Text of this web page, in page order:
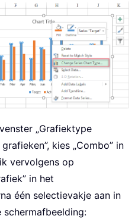
„Grafiektype
kies „Combo” in
vervolgens op
in het
één selectievakje aan in
schermafbeelding: